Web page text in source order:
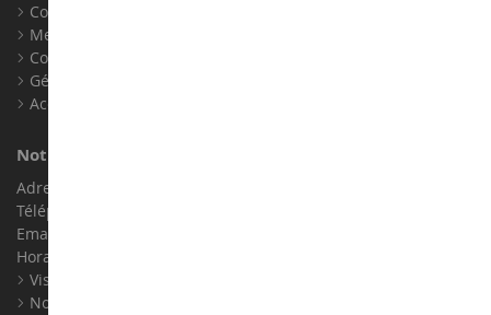
Conditions générales de ventes
Mentions légales
Contact
Gérer les cookies
Accessibilité : non conforme
Notre magasin de miniatures
Adresse : ZA LE Chemin, 61800 Montsecret
Téléphone :
Email :
Horaires : Du lundi au Samedi / 9h-18h
Visite virtuelle
Nos expositions